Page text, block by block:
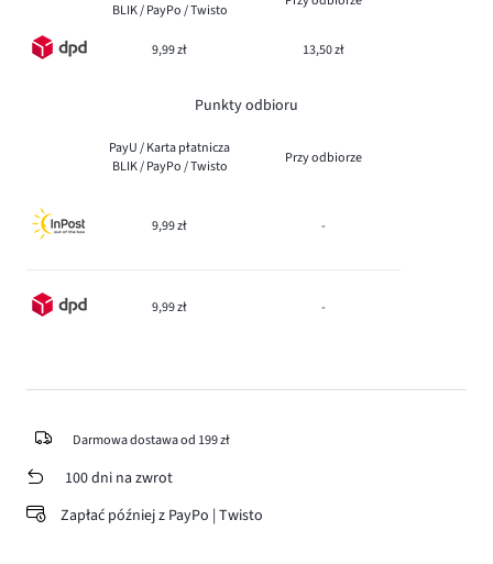
BLIK / PayPo / Twisto
9,99 zł 13,50 zł
Punkty odbioru
PayU / Karta płatnicza
BLIK / PayPo / Twisto
Przy odbiorze
9,99 zł -
9,99 zł -
Darmowa dostawa od 199 zł
100 dni na zwrot
Zapłać później z PayPo | Twisto